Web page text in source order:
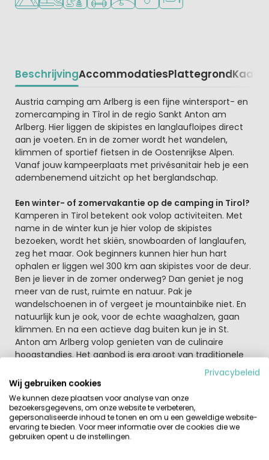
BeschrijvingAccommodatiesPlattegrondKaart
Beschrijving
Austria camping am Arlberg is een fijne wintersport- en
zomercamping in Tîrol in de regio Sankt Anton am
Arlberg. Hier liggen de skipistes en langlaufloipes direct
aan je voeten. En in de zomer wordt het wandelen,
klimmen of sportief fietsen in de Oostenrijkse Alpen.
Vanaf jouw kampeerplaats met privésanitair heb je een
adembenemend uitzicht op het berglandschap.
Een winter- of zomervakantie op de camping in Tirol?
Kamperen in Tirol betekent ook volop activiteiten. Met
name in de winter kun je hier volop de skipistes
bezoeken, wordt het skiën, snowboarden of langlaufen,
zeg het maar. Ook beginners kunnen hier hun hart
ophalen er liggen wel 300 km aan skipistes voor de deur.
Ben je liever in de zomer onderweg? Dan geniet je nog
meer van de rust, ruimte en natuur. Pak je
wandelschoenen in of vergeet je mountainbike niet. En
natuurlijk kun je ook, voor de echte waaghalzen, gaan
klimmen. En na een actieve dag buiten kun je in St.
Anton am Arlberg volop genieten van de culinaire
hoogstandjes. Het aanbod is erg groot van traditionele
Tiroolse lekkernijen tot aan internationale heerlijke
maaltijden.
Deze Oostenrijkse camping ligt in het prachtige
Pettneu in de regio Sankt Anton am Arlberg in Tirol
Met misschien wel meer dan 300 kilometer aan pistes is
Arlberg een paradijsje voor wintersporters. In de zomer
Privacybeleid
Wij gebruiken cookies
We kunnen deze plaatsen voor analyse van onze
bezoekersgegevens, om onze website te verbeteren,
gepersonaliseerde inhoud te tonen en om u een geweldige website-
ervaring te bieden. Voor meer informatie over de cookies die we
gebruiken opent u de instellingen.